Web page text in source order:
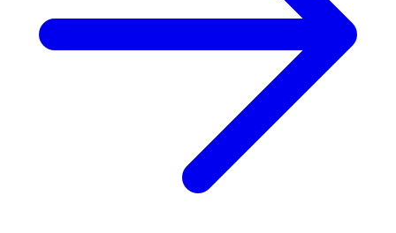
Innehåll
Dimetyleter.
medicinteknisk produkt